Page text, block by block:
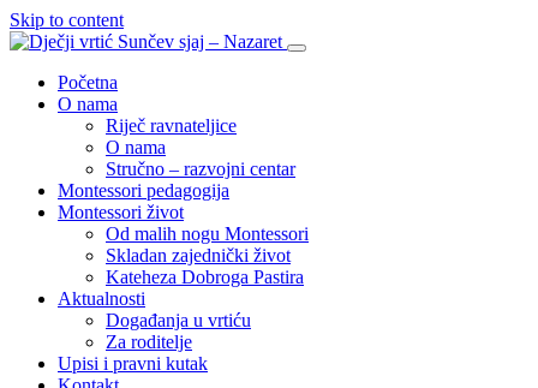
Skip to content
Početna
O nama
Riječ ravnateljice
O nama
Stručno – razvojni centar
Montessori pedagogija
Montessori život
Od malih nogu Montessori
Skladan zajednički život
Kateheza Dobroga Pastira
Aktualnosti
Događanja u vrtiću
Za roditelje
Upisi i pravni kutak